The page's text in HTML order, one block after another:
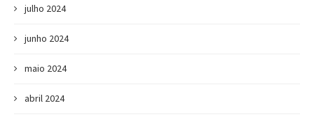
julho 2024
junho 2024
maio 2024
abril 2024